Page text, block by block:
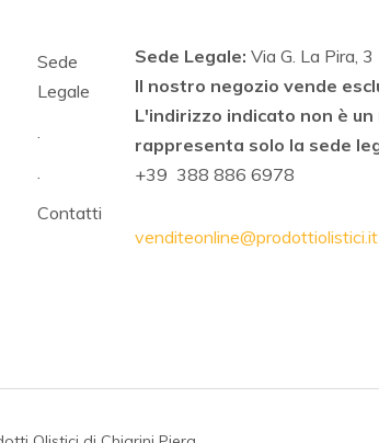
Sede
Legale
.
.
Contatti
Sede Legale: Via G. La Pira,
Il nostro negozio vende
L'indirizzo indicato non è un
rappresenta solo la sede
+39 388 886 6978
venditeonline@prodottiolistici.it